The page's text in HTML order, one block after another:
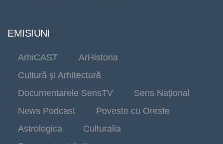
EMISIUNI
ArhiCAST
ArHistoria
Cultură și Arhitectură
Documentarele SensTV
Sens Național
News Podcast
Poveste cu Oreste
Astrologica
Culturalia